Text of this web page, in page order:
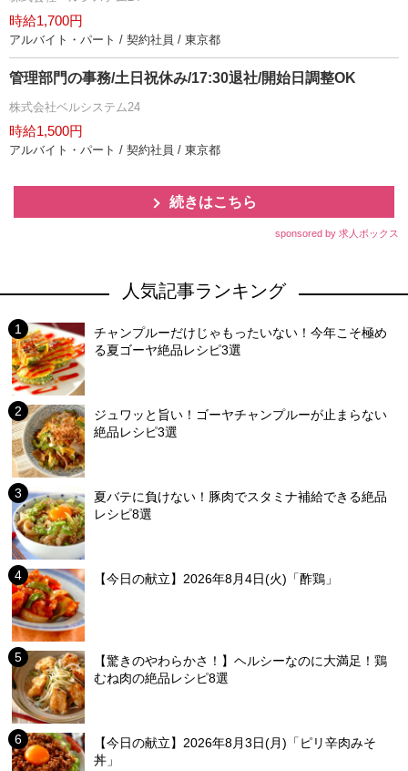
時給1,700円
アルバイト・パート / 契約社員 / 東京都
管理部門の事務/土日祝休み/17:30退社/開始日調整OK
株式会社ベルシステム24
時給1,500円
アルバイト・パート / 契約社員 / 東京都
続きはこちら
sponsored by 求人ボックス
人気記事ランキング
チャンプルーだけじゃもったいない！今年こそ極め
る夏ゴーヤ絶品レシピ3選
ジュワッと旨い！ゴーヤチャンプルーが止まらない
絶品レシピ3選
夏バテに負けない！豚肉でスタミナ補給できる絶品
レシピ8選
【今日の献立】2026年8月4日(火)「酢鶏」
【驚きのやわらかさ！】ヘルシーなのに大満足！鶏
むね肉の絶品レシピ8選
【今日の献立】2026年8月3日(月)「ピリ辛肉みそ
丼」